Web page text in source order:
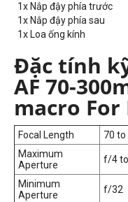
1x Nắp đậy phía trước
1x Nắp đậy phía sau
1x Loa ống kính
Đặc tính
AF 70-
macro
Focal Length
70
Maximum
Aperture
f/4
Minimum
Aperture
f/32